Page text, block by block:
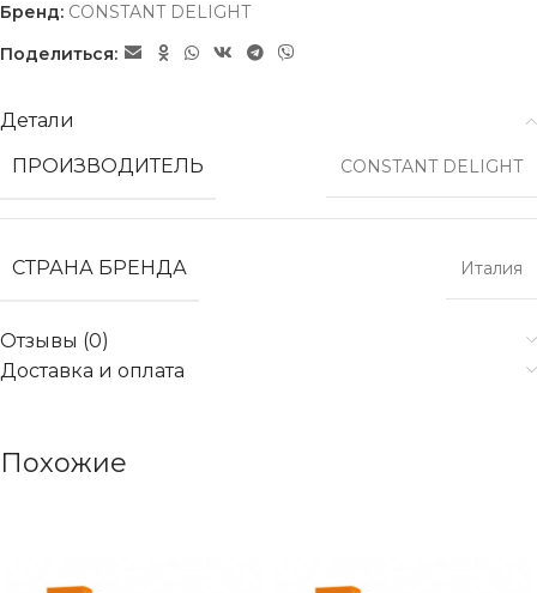
Бренд: CONSTANT DELIGHT
Поделиться:
Детали
ПРОИЗВОДИТЕЛЬ
CONSTANT DELIGHT
СТРАНА БРЕНДА Италия
Отзывы (0)
Доставка и оплата
Похожие